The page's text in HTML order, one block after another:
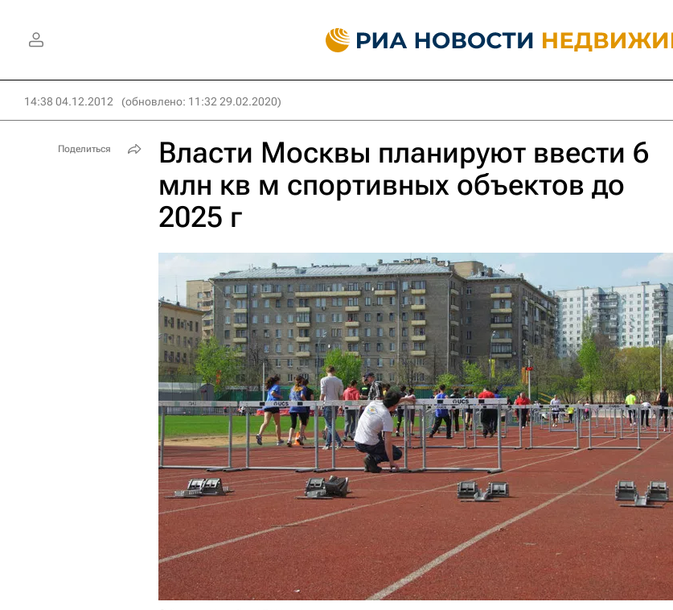
14:38 04.12.2012 (обновлено: 11:32 29.02.2020)
Власти Москвы планируют ввести 6
млн кв м спортивных объектов до
2025 г
Поделиться